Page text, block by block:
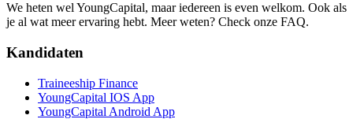
We heten wel YoungCapital, maar iedereen is even welkom. Ook als
je al wat meer ervaring hebt. Meer weten? Check onze FAQ.
Kandidaten
Traineeship Finance
YoungCapital IOS App
YoungCapital Android App